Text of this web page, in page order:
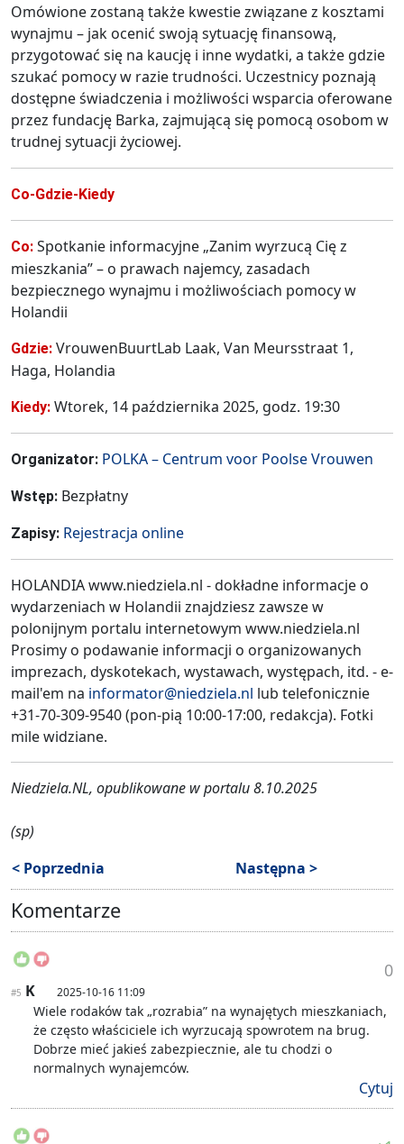
Omówione zostaną także kwestie związane z kosztami
wynajmu – jak ocenić swoją sytuację finansową,
przygotować się na kaucję i inne wydatki, a także gdzie
szukać pomocy w razie trudności. Uczestnicy poznają
dostępne świadczenia i możliwości wsparcia oferowane
przez fundację Barka, zajmującą się pomocą osobom w
trudnej sytuacji życiowej.
Co-Gdzie-Kiedy
Co: Spotkanie informacyjne „Zanim wyrzucą Cię z
mieszkania” – o prawach najemcy, zasadach
bezpiecznego wynajmu i możliwościach pomocy w
Holandii
Gdzie: VrouwenBuurtLab Laak, Van Meursstraat 1,
Haga, Holandia
Kiedy: Wtorek, 14 października 2025, godz. 19:30
Organizator: POLKA – Centrum voor Poolse Vrouwen
Wstęp: Bezpłatny
Zapisy: Rejestracja online
HOLANDIA www.niedziela.nl - dokładne informacje o
wydarzeniach w Holandii znajdziesz zawsze w
polonijnym portalu internetowym www.niedziela.nl
Prosimy o podawanie informacji o organizowanych
imprezach, dyskotekach, wystawach, występach, itd. - e-
mail'em na informator@niedziela.nl lub telefonicznie
+31-70-309-9540 (pon-pią 10:00-17:00, redakcja). Fotki
mile widziane.
Niedziela.NL, opublikowane w portalu 8.10.2025
(sp)
< Poprzednia
Następna >
Komentarze
0
#5 K 2025-10-16 11:09
Wiele rodaków tak „rozrabia” na wynajętych mieszkaniach,
że często właściciele ich wyrzucają spowrotem na brug.
Dobrze mieć jakieś zabezpiecznie, ale tu chodzi o
normalnych wynajemców.
Cytuj